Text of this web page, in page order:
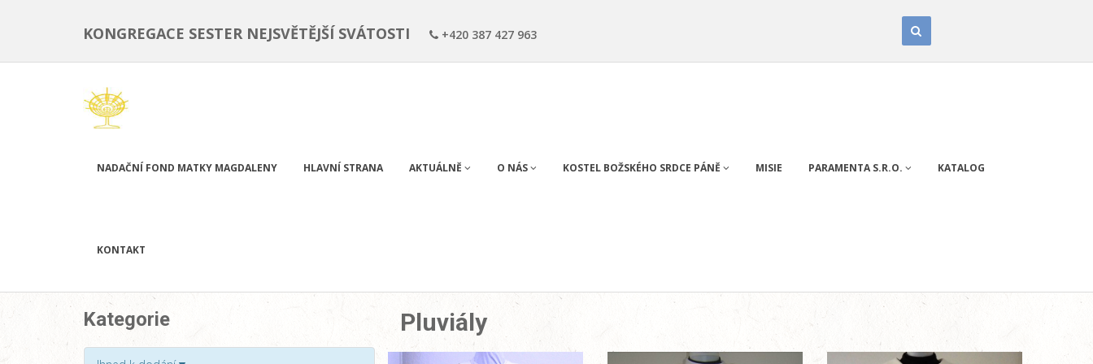
KONGREGACE SESTER NEJSVĚTĚJŠÍ SVÁTOSTI +420 387 427 963
NADAČNÍ FOND MATKY MAGDALENY HLAVNÍ STRANA AKTUÁLNĚ O NÁS KOSTEL BOŽSKÉHO SRDCE PÁNĚ MISIE PARAMENTA S.R.O. KATALOG
KONTAKT
Kategorie Pluviály